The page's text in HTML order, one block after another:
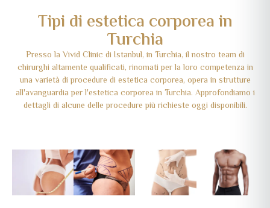
Tipi di estetica corporea in
Turchia
Presso la Vivid Clinic di Istanbul, in Turchia, il nostro team di
chirurghi altamente qualificati, rinomati per la loro competenza in
una varietà di procedure di estetica corporea, opera in strutture
all'avanguardia per l'estetica corporea in Turchia. Approfondiamo i
dettagli di alcune delle procedure più richieste oggi disponibili.